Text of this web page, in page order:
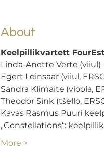
About
Keelpillikvartett
Linda-Anette Verte (viiul)
Egert Leinsaar (viiul,
Sandra Klimaite (vioola,
Theodor Sink (tšello,
Kavas Rasmus Puuri
„Constellations“:
More >